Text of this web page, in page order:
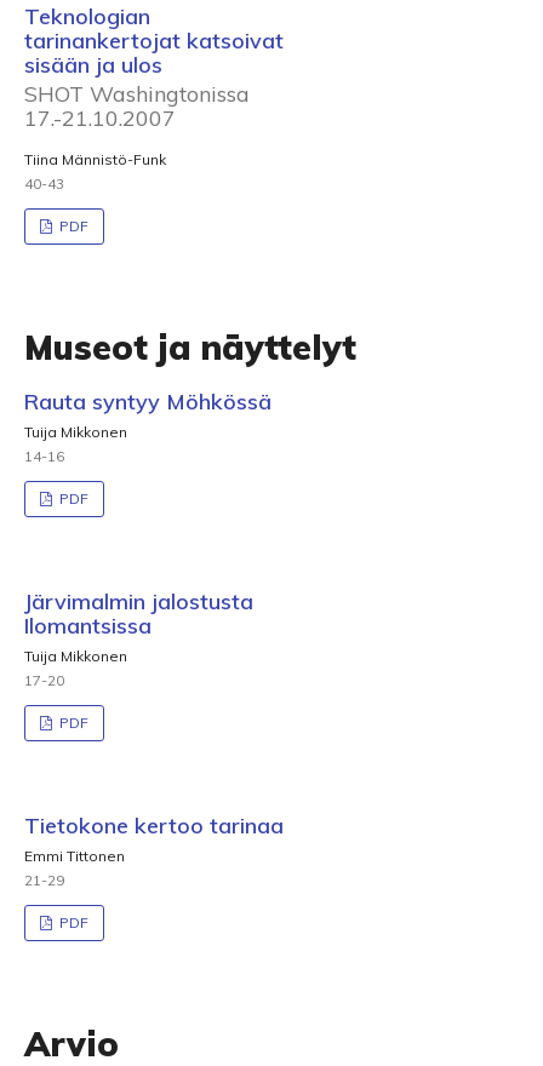
Teknologian
tarinankertojat katsoivat
sisään ja ulos
SHOT Washingtonissa
17.-21.10.2007
Tiina Männistö-Funk
40-43
PDF
Museot ja näyttelyt
Rauta syntyy Möhkössä
Tuija Mikkonen
14-16
PDF
Järvimalmin jalostusta
Ilomantsissa
Tuija Mikkonen
17-20
PDF
Tietokone kertoo tarinaa
Emmi Tittonen
21-29
PDF
Arvio